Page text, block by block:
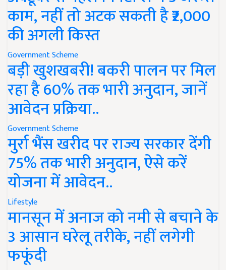
काम, नहीं तो अटक सकती है ₹2,000
की अगली किस्त
Government Scheme
बड़ी खुशखबरी! बकरी पालन पर मिल
रहा है 60% तक भारी अनुदान, जानें
आवेदन प्रक्रिया..
Government Scheme
मुर्रा भैंस खरीद पर राज्य सरकार देंगी
75% तक भारी अनुदान, ऐसे करें
योजना में आवेदन..
Lifestyle
मानसून में अनाज को नमी से बचाने के
3 आसान घरेलू तरीके, नहीं लगेगी
फफूंदी